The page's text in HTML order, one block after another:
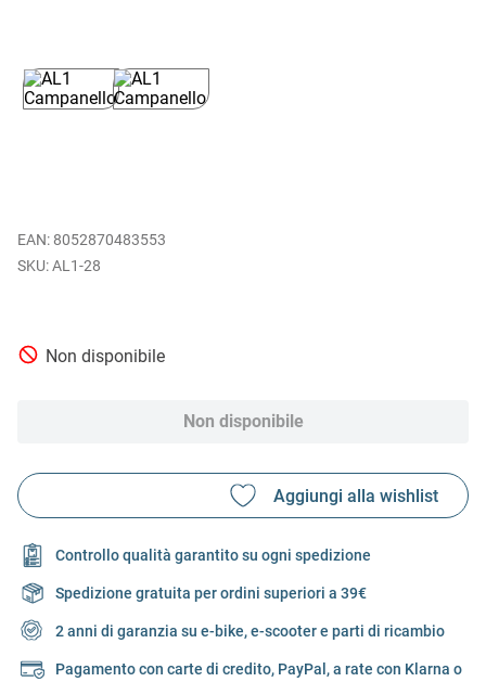
EAN: 8052870483553
AL1-28
Non disponibile
Non disponibile
Controllo qualità garantito su ogni spedizione
Spedizione gratuita per ordini superiori a 39€
2 anni di garanzia su e-bike, e-scooter e parti di ricambio
Pagamento con carte di credito, PayPal, a rate con Klarna o